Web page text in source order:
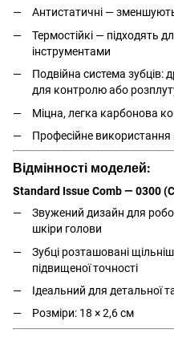
Антистатичні —
Термостійкі — підходять
інструментами
Подвійна система зубців:
для контролю або
Міцна, легка карбонова
Професійне
Відмінності моделей:
Standard Issue Comb — 0300
Звужений дизайн для
шкіри голови
Зубці розташовані
підвищеної точності
Ідеальний для детальної
Розміри: 18 × 2,6 см